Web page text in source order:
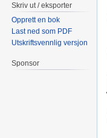
Skriv ut / eksporter
Opprett en bok
Last ned som PDF
Utskriftsvennlig versjon
Sponsor